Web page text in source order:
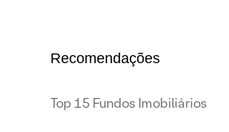
Recomendações
Top 15 Fundos Imobiliários